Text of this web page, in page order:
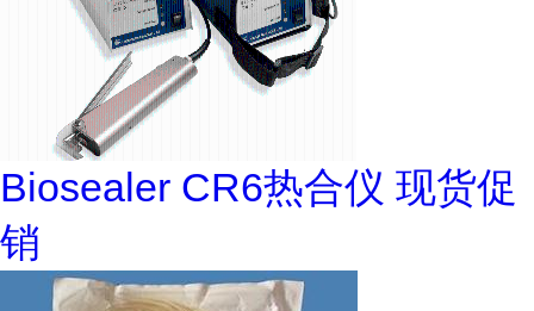
Biosealer CR6热合仪 现货促
销